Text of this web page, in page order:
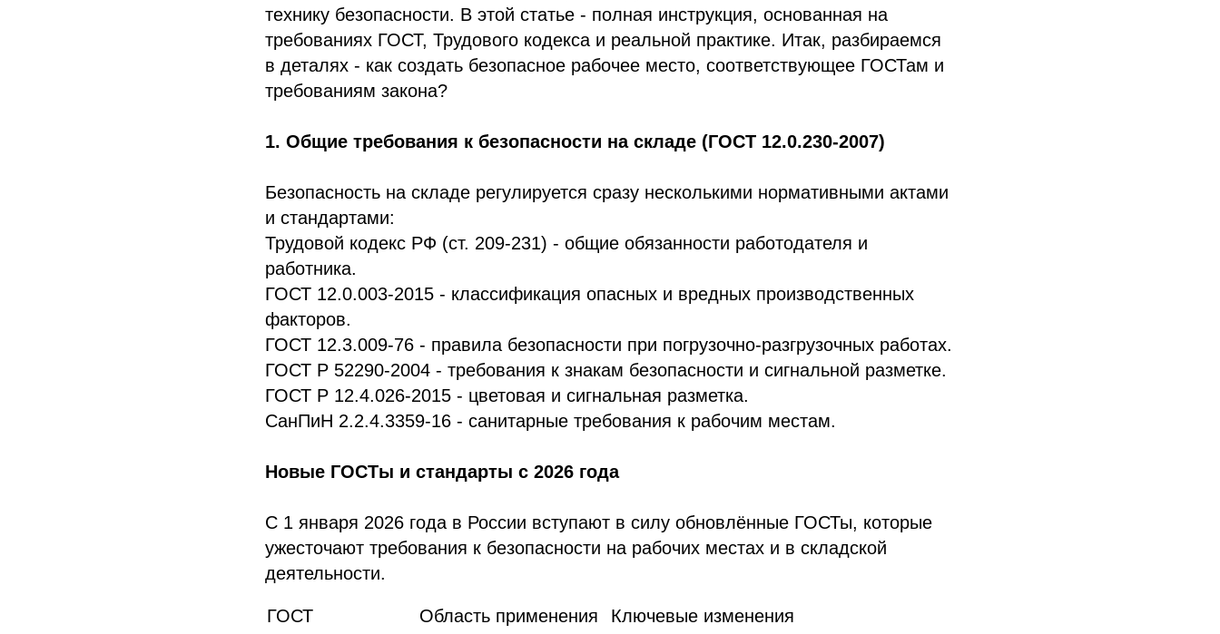
технику безопасности. В этой статье - полная инструкция, основанная на
требованиях ГОСТ, Трудового кодекса и реальной практике. Итак, разбираемся
в деталях - как создать безопасное рабочее место, соответствующее ГОСТам и
требованиям закона?
1. Общие требования к безопасности на складе (ГОСТ 12.0.230-2007)
Безопасность на складе регулируется сразу несколькими нормативными актами
и стандартами:
Трудовой кодекс РФ (ст. 209-231) - общие обязанности работодателя и
работника.
ГОСТ 12.0.003-2015 - классификация опасных и вредных производственных
факторов.
ГОСТ 12.3.009-76 - правила безопасности при погрузочно-разгрузочных работах.
ГОСТ Р 52290-2004 - требования к знакам безопасности и сигнальной разметке.
ГОСТ Р 12.4.026-2015 - цветовая и сигнальная разметка.
СанПиН 2.2.4.3359-16 - санитарные требования к рабочим местам.
Новые ГОСТы и стандарты с 2026 года
С 1 января 2026 года в России вступают в силу обновлённые ГОСТы, которые
ужесточают требования к безопасности на рабочих местах и в складской
деятельности.
ГОСТ Область применения Ключевые изменения